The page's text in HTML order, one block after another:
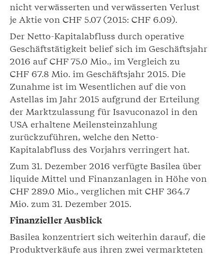
nicht verwässerten und verwässerten Verlust
je Aktie von CHF 5.07 (2015: CHF 6.09).
Der Netto-Kapitalabfluss durch operative
Geschäftstätigkeit belief sich im Geschäftsjahr
2016 auf CHF 75.0 Mio., im Vergleich zu
CHF 67.8 Mio. im Geschäftsjahr 2015. Die
Zunahme ist im Wesentlichen auf die von
Astellas im Jahr 2015 aufgrund der Erteilung
der Marktzulassung für Isavuconazol in den
USA erhaltene Meilensteinzahlung
zurückzuführen, welche den Netto-
Kapitalabfluss des Vorjahrs verringert hat.
Zum 31. Dezember 2016 verfügte Basilea über
liquide Mittel und Finanzanlagen in Höhe von
CHF 289.0 Mio., verglichen mit CHF 364.7
Mio. zum 31. Dezember 2015.
Finanzieller Ausblick
Basilea konzentriert sich weiterhin darauf, die
Produktverkäufe aus ihren zwei vermarkteten